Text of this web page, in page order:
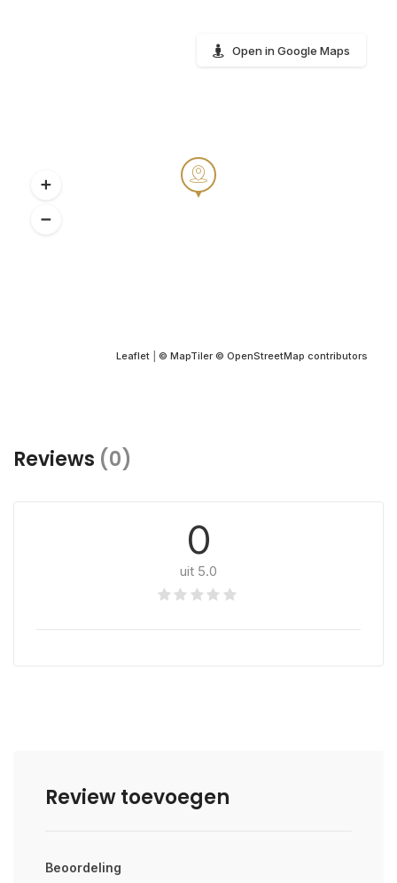
Leaflet © MapTiler © OpenStreetMap contributors
Open in Google Maps
Reviews (0)
0
uit 5.0
Review toevoegen
Beoordeling